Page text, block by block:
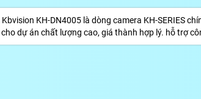
KH-DN4005 là dòng camera KH-SERIES
dự án chất lượng cao, giá thành hợp lý. hỗ trợ